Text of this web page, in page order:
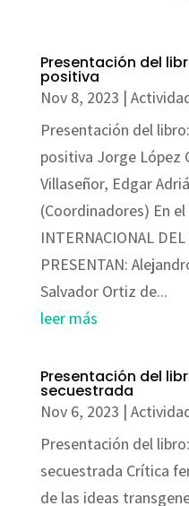
Presentación del
positiva
Nov 8, 2023 |
Presentación del
positiva Jorge López
Villaseñor, Edgar
(Coordinadores) En
INTERNACIONAL
PRESENTAN:
Salvador Ortiz de...
leer más
Presentación del
secuestrada
Nov 6, 2023 |
Presentación del
secuestrada Crítica
de las ideas